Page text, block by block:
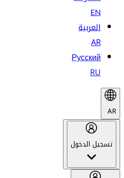
EN
العربية
AR
Русский
RU
AR
تسجيل الدخول